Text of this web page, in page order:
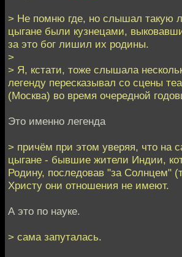
> Не помню где, но слышал такую
цыгане были кузнецами,
за это бог лишил их родины.
>
> Я, кстати, тоже слышала
легенду пересказывал со сцены
(Москва) во время очередной
Это именно легенда
> причём при этом уверяя, что на
цыгане - бывшие жители Индии,
Родину, последовав "за Солнцем"
Христу они отношения не имеют.
А это по науке.
> сама запуталась.